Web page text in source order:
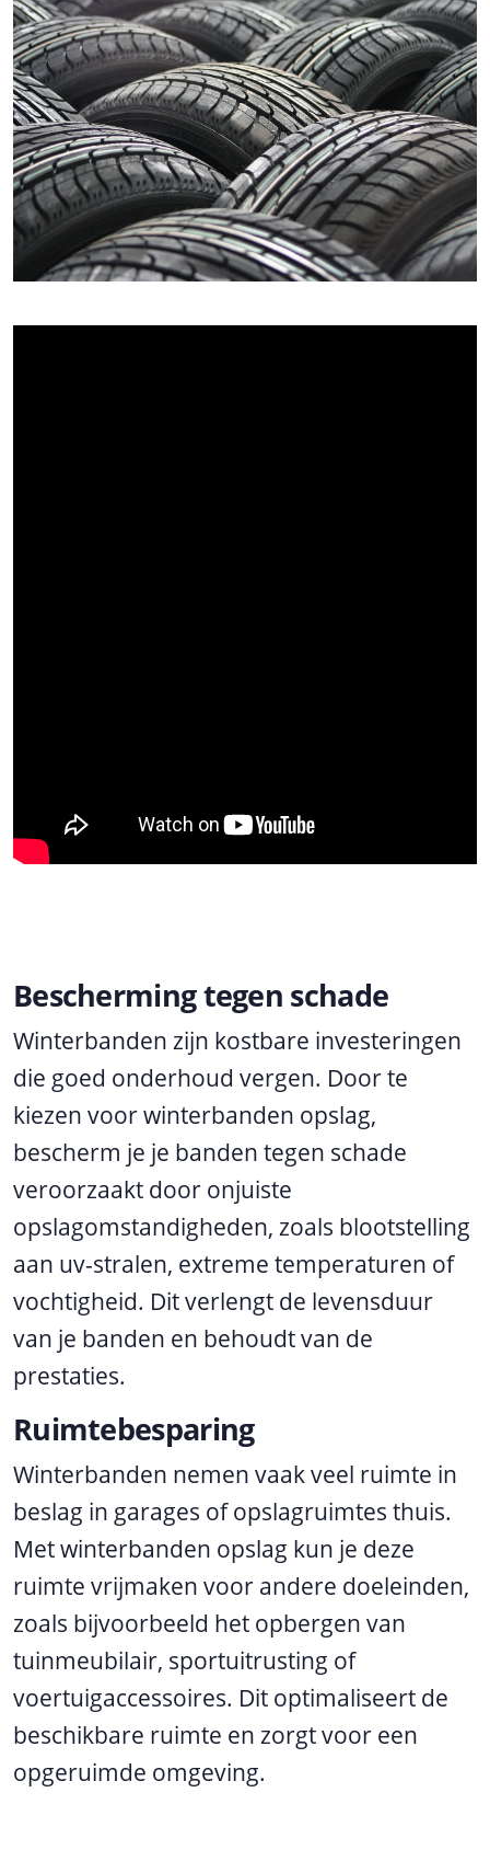
Bescherming tegen schade
Winterbanden zijn kostbare investeringen
die goed onderhoud vergen. Door te
kiezen voor winterbanden opslag,
bescherm je je banden tegen schade
veroorzaakt door onjuiste
opslagomstandigheden, zoals blootstelling
aan uv-stralen, extreme temperaturen of
vochtigheid. Dit verlengt de levensduur
van je banden en behoudt van de
prestaties.
Ruimtebesparing
Winterbanden nemen vaak veel ruimte in
beslag in garages of opslagruimtes thuis.
Met winterbanden opslag kun je deze
ruimte vrijmaken voor andere doeleinden,
zoals bijvoorbeeld het opbergen van
tuinmeubilair, sportuitrusting of
voertuigaccessoires. Dit optimaliseert de
beschikbare ruimte en zorgt voor een
opgeruimde omgeving.